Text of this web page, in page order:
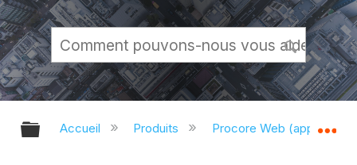
Développer/réduire la hiérarchie
Accueil Produits Procore Web